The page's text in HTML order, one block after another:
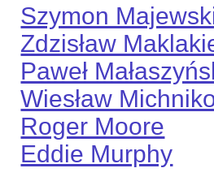
Szymon
Zdzisław
Paweł
Wiesław
Roger Moore
Eddie Murphy